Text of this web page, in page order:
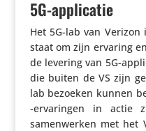
5G-applicatie
Het 5G-lab van
staat om zijn ervaring
de levering van 5G-
die buiten de VS zijn
lab bezoeken kunnen
‑erva­ringen in actie
samen­werken met het